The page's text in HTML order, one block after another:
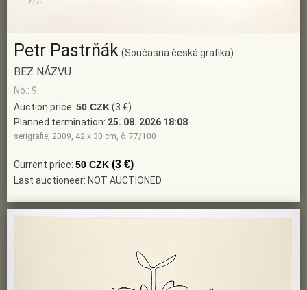
Petr Pastrňák (Současná česká grafika)
BEZ NÁZVU
No.: 9
Auction price: 50 CZK(3 €)
Planned termination: 25. 08. 2026 18:08
serigrafie, 2009, 42 x 30 cm, č. 77/100
Current price: 50 CZK (3 €)
Last auctioneer: NOT AUCTIONED